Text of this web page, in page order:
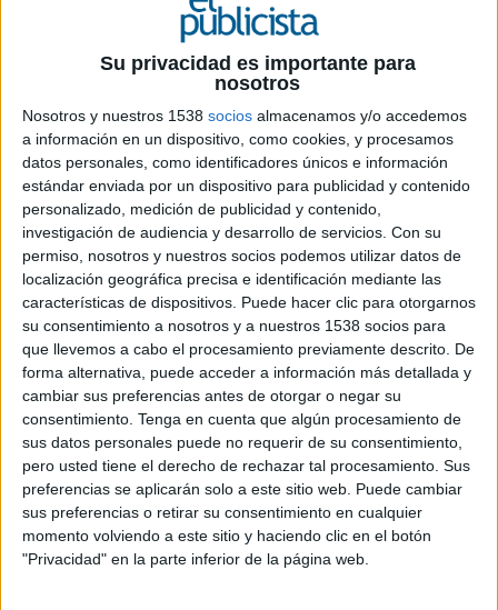
Su privacidad es importante para
nosotros
Nosotros y nuestros 1538 socios almacenamos y/o accedemos
a información en un dispositivo, como cookies, y procesamos
datos personales, como identificadores únicos e información
estándar enviada por un dispositivo para publicidad y contenido
personalizado, medición de publicidad y contenido,
investigación de audiencia y desarrollo de servicios. Con su
permiso, nosotros y nuestros socios podemos utilizar datos de
localización geográfica precisa e identificación mediante las
características de dispositivos. Puede hacer clic para otorgarnos
su consentimiento a nosotros y a nuestros 1538 socios para
que llevemos a cabo el procesamiento previamente descrito. De
forma alternativa, puede acceder a información más detallada y
cambiar sus preferencias antes de otorgar o negar su
consentimiento. Tenga en cuenta que algún procesamiento de
sus datos personales puede no requerir de su consentimiento,
pero usted tiene el derecho de rechazar tal procesamiento. Sus
preferencias se aplicarán solo a este sitio web. Puede cambiar
sus preferencias o retirar su consentimiento en cualquier
momento volviendo a este sitio y haciendo clic en el botón
"Privacidad" en la parte inferior de la página web.
3 DE FEBRERO DE 2012
IMPRIMIR
TWEET